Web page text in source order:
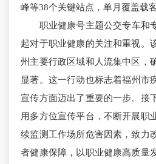
峰等38个关键站点，单月覆盖载
职业健康号主题公交专车和
起对于职业健康的关注和重视。
州主要行政区域和人流集中区，
显著。 这一行动也标志着福州市
宣传方面迈出了重要的一步。接
用多方位宣传平台，不断开展职
续监测工作场所危害因素，致力
者健康保障，以职业健康高质量